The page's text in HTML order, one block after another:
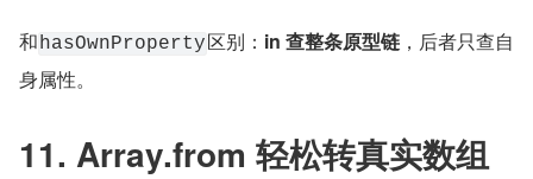
和hasOwnProperty区别： in 查整条原型链 ，后者只查自
身属性。
11. Array.from 轻松转真实数组